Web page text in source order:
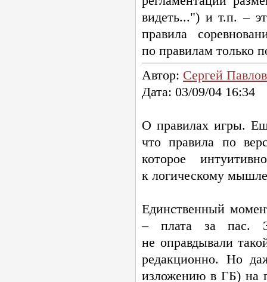
видеть...") и т.п. –
правила
по правилам только
Автор: Сергей Павлов
Дата: 03/09/04 16:34
О правилах игры.
что правила по
которое
к логическому
Единственный
– плата за пас.
не оправдывали
редакционно. Но
изложению в ГБ) на